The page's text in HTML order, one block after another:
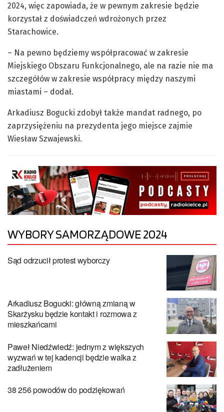
2024, więc zapowiada, że w pewnym zakresie będzie
korzystał z doświadczeń wdrożonych przez
Starachowice.
– Na pewno będziemy współpracować w zakresie
Miejskiego Obszaru Funkcjonalnego, ale na razie nie ma
szczegółów w zakresie współpracy między naszymi
miastami – dodał.
Arkadiusz Bogucki zdobył także mandat radnego, po
zaprzysiężeniu na prezydenta jego miejsce zajmie
Wiesław Szwajewski.
WYBORY SAMORZĄDOWE 2024
Sąd odrzucił protest wyborczy
Arkadiusz Bogucki: główną zmianą w
Skarżysku będzie kontakt i rozmowa z
mieszkańcami
Paweł Niedźwiedź: jednym z większych
wyzwań w tej kadencji będzie walka z
zadłużeniem
38 256 powodów do podziękowań